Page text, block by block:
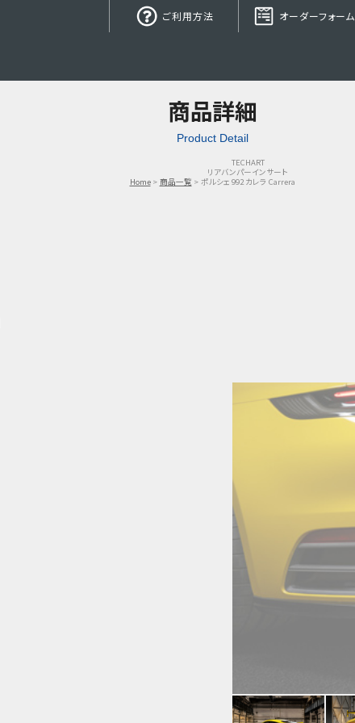
ご利用方法 オーダーフォーム
商品詳細
Product Detail
Home 商品一覧
TECHART
リアバンパーインサート
ポルシェ 992 カレラ Carrera